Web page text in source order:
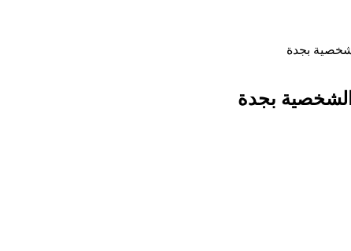
بجدة
بجدة